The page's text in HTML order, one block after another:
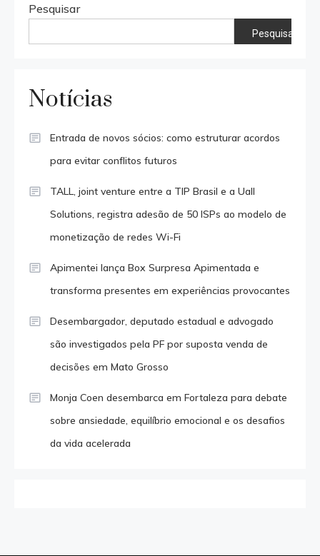
Pesquisar
Pesquisar
Notícias
Entrada de novos sócios: como estruturar acordos
para evitar conflitos futuros
TALL, joint venture entre a TIP Brasil e a Uall
Solutions, registra adesão de 50 ISPs ao modelo de
monetização de redes Wi-Fi
Apimentei lança Box Surpresa Apimentada e
transforma presentes em experiências provocantes
Desembargador, deputado estadual e advogado
são investigados pela PF por suposta venda de
decisões em Mato Grosso
Monja Coen desembarca em Fortaleza para debate
sobre ansiedade, equilíbrio emocional e os desafios
da vida acelerada